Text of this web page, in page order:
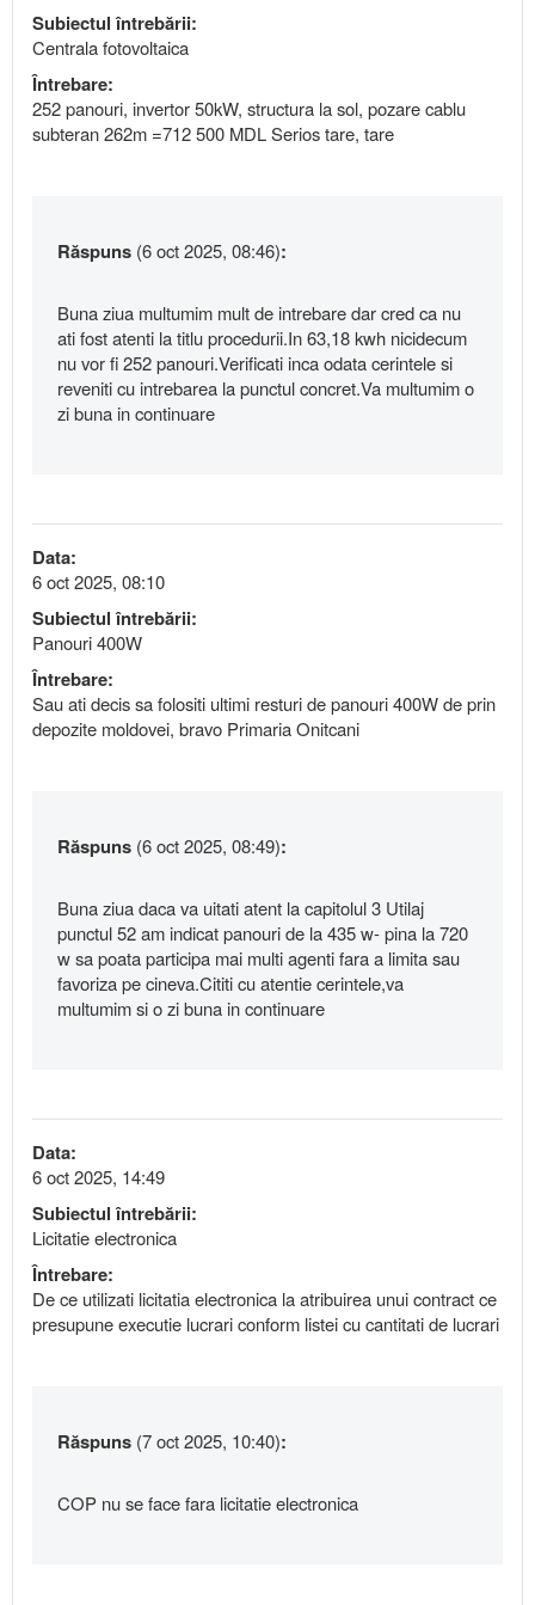
Subiectul întrebării:
Centrala fotovoltaica
Întrebare:
252 panouri, invertor 50kW, structura la sol, pozare cablu
subteran 262m =712 500 MDL Serios tare, tare
Răspuns (6 oct 2025, 08:46):
Buna ziua multumim mult de intrebare dar cred ca nu
ati fost atenti la titlu procedurii.In 63,18 kwh nicidecum
nu vor fi 252 panouri.Verificati inca odata cerintele si
reveniti cu intrebarea la punctul concret.Va multumim o
zi buna in continuare
Data:
6 oct 2025, 08:10
Subiectul întrebării:
Panouri 400W
Întrebare:
Sau ati decis sa folositi ultimi resturi de panouri 400W de prin
depozite moldovei, bravo Primaria Onitcani
Răspuns (6 oct 2025, 08:49):
Buna ziua daca va uitati atent la capitolul 3 Utilaj
punctul 52 am indicat panouri de la 435 w- pina la 720
w sa poata participa mai multi agenti fara a limita sau
favoriza pe cineva.Cititi cu atentie cerintele,va
multumim si o zi buna in continuare
Data:
6 oct 2025, 14:49
Subiectul întrebării:
Licitatie electronica
Întrebare:
De ce utilizati licitatia electronica la atribuirea unui contract ce
presupune executie lucrari conform listei cu cantitati de lucrari
Răspuns (7 oct 2025, 10:40):
COP nu se face fara licitatie electronica